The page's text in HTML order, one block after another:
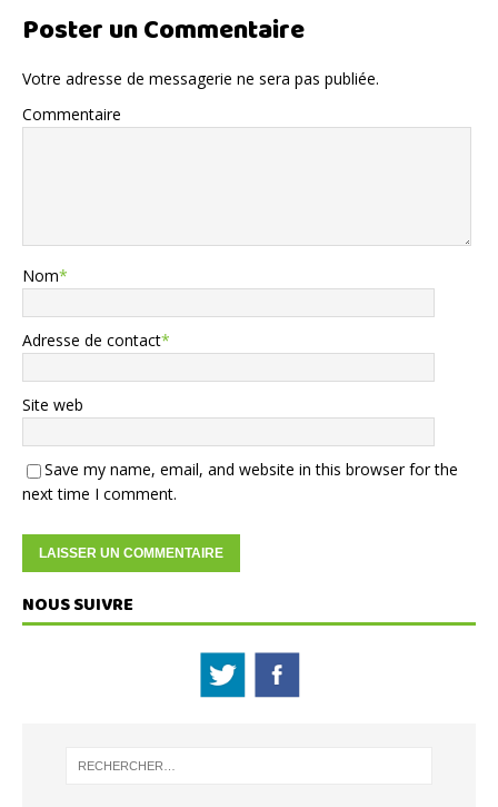
Poster un Commentaire
Votre adresse de messagerie ne sera pas publiée.
Commentaire
Nom*
Adresse de contact*
Site web
Save my name, email, and website in this browser for the
next time I comment.
NOUS SUIVRE